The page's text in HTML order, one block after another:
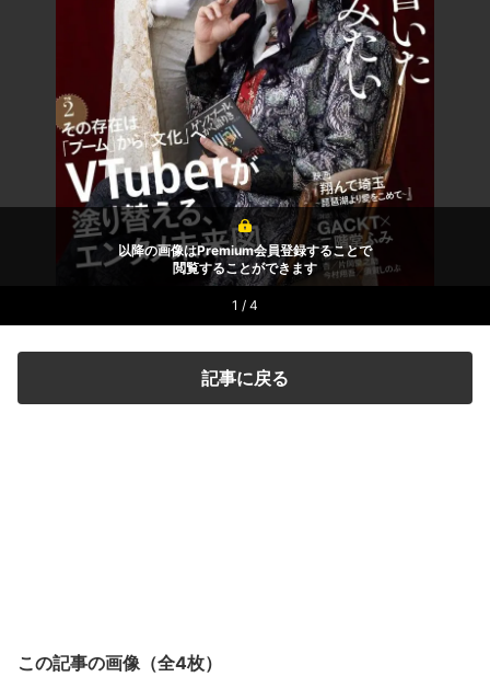
以降の画像はPremium会員登録することで
閲覧することができます
1 / 4
記事に戻る
この記事の画像（全4枚）